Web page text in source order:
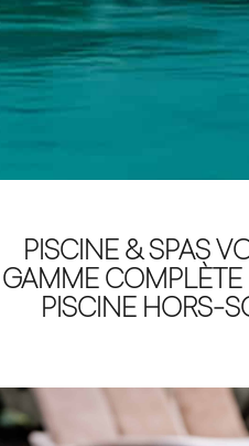
PISCINE & SPAS
GAMME COMPLÈTE
PISCINE HORS-